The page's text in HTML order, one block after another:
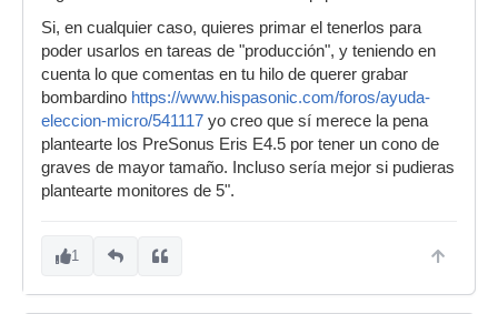
Si, en cualquier caso, quieres primar el tenerlos para
poder usarlos en tareas de "producción", y teniendo en
cuenta lo que comentas en tu hilo de querer grabar
bombardino https://www.hispasonic.com/foros/ayuda-
eleccion-micro/541117 yo creo que sí merece la pena
plantearte los PreSonus Eris E4.5 por tener un cono de
graves de mayor tamaño. Incluso sería mejor si pudieras
plantearte monitores de 5".
1